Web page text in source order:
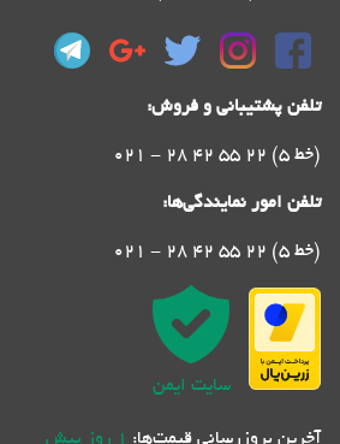
تلفن پشتیبانی و فروش:
021 - 28 42 55 22 (5 خط)
تلفن امور نمایندگی‌ها:
021 - 28 42 55 22 (5 خط)
سایت ایمن
آخرین بروزرسانی قیمت‌ها: 1 روز پیش